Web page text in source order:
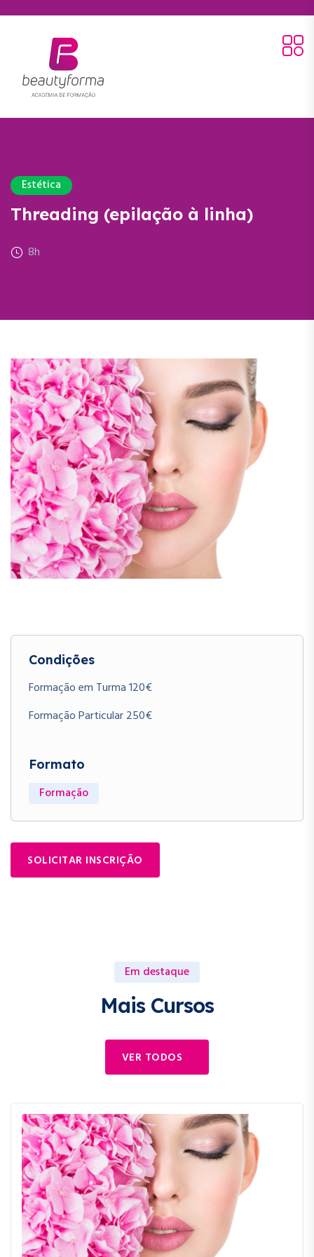
Estética
Threading (epilação à linha)
8h
Condições
Formação em Turma 120€
Formação Particular 250€
Formato
Formação
SOLICITAR INSCRIÇÃO
Em destaque
Mais Cursos
VER TODOS